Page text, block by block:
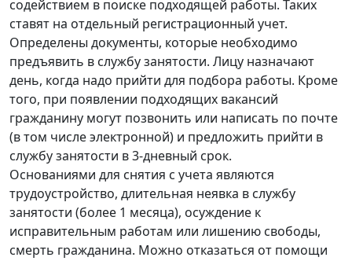
содействием в поиске подходящей работы. Таких
ставят на отдельный регистрационный учет.
Определены документы, которые необходимо
предъявить в службу занятости. Лицу назначают
день, когда надо прийти для подбора работы. Кроме
того, при появлении подходящих вакансий
гражданину могут позвонить или написать по почте
(в том числе электронной) и предложить прийти в
службу занятости в 3-дневный срок.
Основаниями для снятия с учета являются
трудоустройство, длительная неявка в службу
занятости (более 1 месяца), осуждение к
исправительным работам или лишению свободы,
смерть гражданина. Можно отказаться от помощи